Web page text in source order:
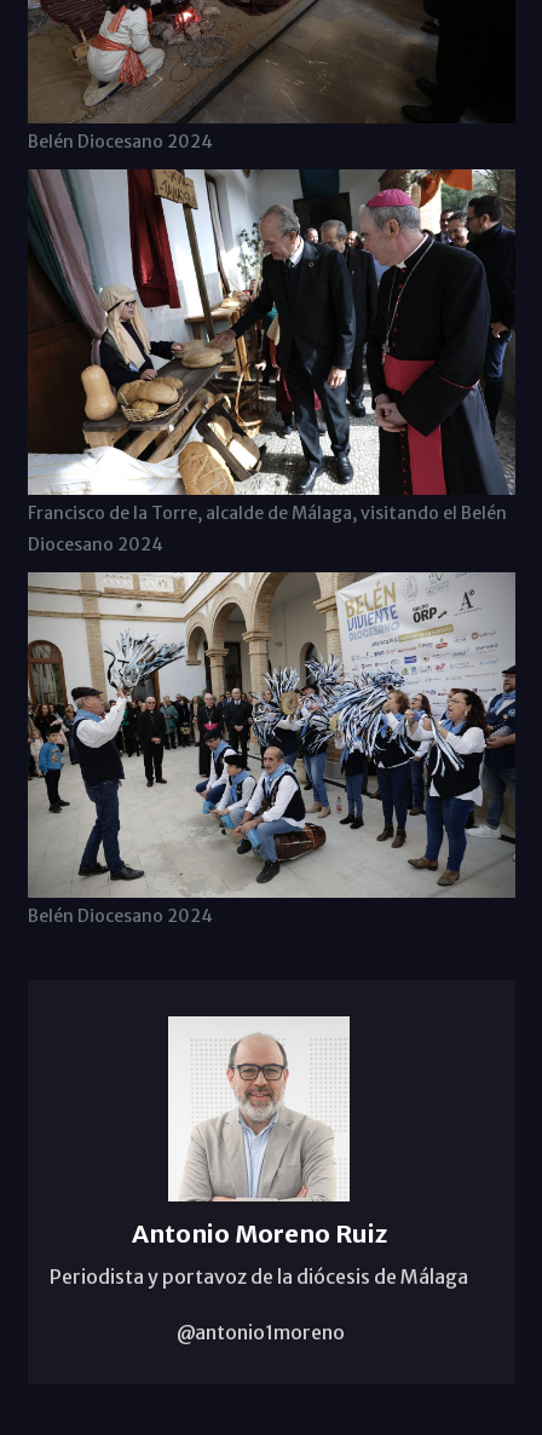
Belén Diocesano 2024
Francisco de la Torre, alcalde de Málaga, visitando el Belén
Diocesano 2024
Belén Diocesano 2024
Antonio Moreno Ruiz
Periodista y portavoz de la diócesis de Málaga
@antonio1moreno